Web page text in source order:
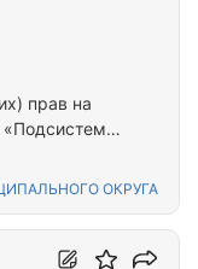
прав на
ОКРУГА